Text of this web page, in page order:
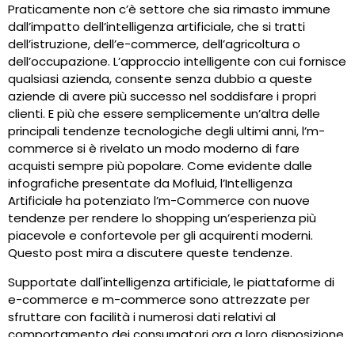
Praticamente non c’è settore che sia rimasto immune
dall’impatto dell’intelligenza artificiale, che si tratti
dell’istruzione, dell’e-commerce, dell’agricoltura o
dell’occupazione. L’approccio intelligente con cui fornisce
qualsiasi azienda, consente senza dubbio a queste
aziende di avere più successo nel soddisfare i propri
clienti. E più che essere semplicemente un’altra delle
principali tendenze tecnologiche degli ultimi anni, l’m-
commerce si è rivelato un modo moderno di fare
acquisti sempre più popolare. Come evidente dalle
infografiche presentate da Mofluid, l’Intelligenza
Artificiale ha potenziato l’m-Commerce con nuove
tendenze per rendere lo shopping un’esperienza più
piacevole e confortevole per gli acquirenti moderni.
Questo post mira a discutere queste tendenze.
Supportate dall'intelligenza artificiale, le piattaforme di
e-commerce e m-commerce sono attrezzate per
sfruttare con facilità i numerosi dati relativi al